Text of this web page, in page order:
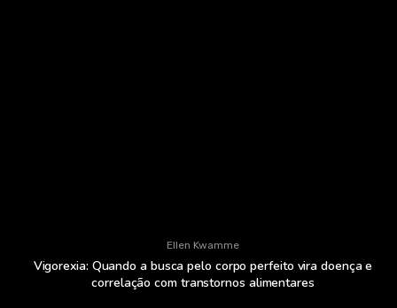
Ellen Kwamme
Vigorexia: Quando a busca pelo corpo perfeito vira doença e
correlação com transtornos alimentares